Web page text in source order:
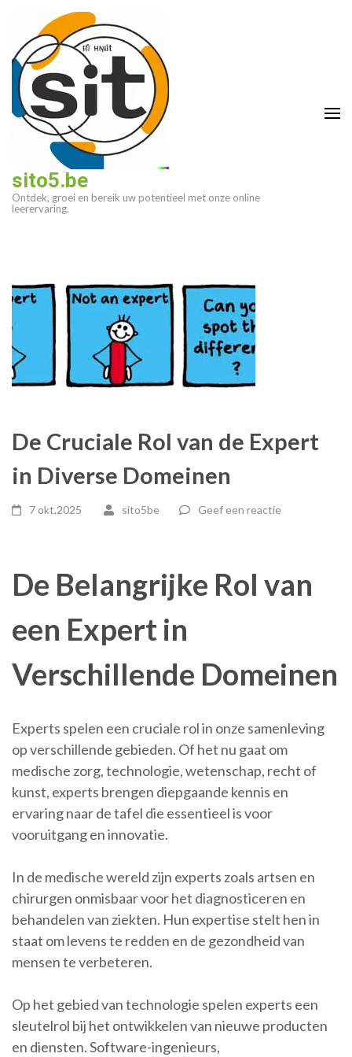
inhoud
(druk
enter)
sito5.be
Ontdek, groei en bereik uw potentieel met onze online
leerervaring.
De Cruciale Rol van de Expert
in Diverse Domeinen
7 okt,2025 sito5be Geef een reactie
De Belangrijke Rol van
een Expert in
Verschillende Domeinen
Experts spelen een cruciale rol in onze samenleving
op verschillende gebieden. Of het nu gaat om
medische zorg, technologie, wetenschap, recht of
kunst, experts brengen diepgaande kennis en
ervaring naar de tafel die essentieel is voor
vooruitgang en innovatie.
In de medische wereld zijn experts zoals artsen en
chirurgen onmisbaar voor het diagnosticeren en
behandelen van ziekten. Hun expertise stelt hen in
staat om levens te redden en de gezondheid van
mensen te verbeteren.
Op het gebied van technologie spelen experts een
sleutelrol bij het ontwikkelen van nieuwe producten
en diensten. Software-ingenieurs,